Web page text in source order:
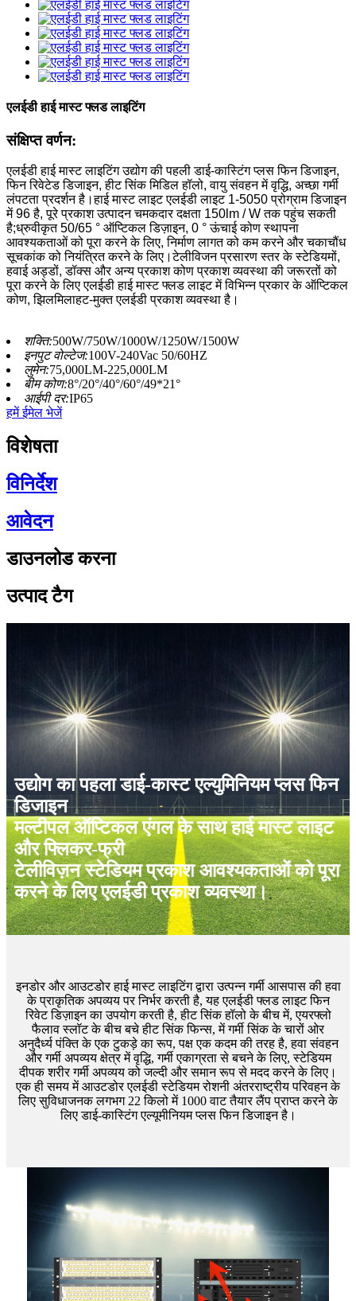
एलईडी हाई मास्ट फ्लड लाइटिंग
संक्षिप्त वर्णन:
एलईडी हाई मास्ट लाइटिंग उद्योग की पहली डाई-कास्टिंग प्लस फिन डिजाइन,
फिन रिवेटेड डिजाइन, हीट सिंक मिडिल हॉलो, वायु संवहन में वृद्धि, अच्छा गर्मी
लंपटता प्रदर्शन है।हाई मास्ट लाइट एलईडी लाइट 1-5050 प्रोग्राम डिजाइन
में 96 है, पूरे प्रकाश उत्पादन चमकदार दक्षता 150lm / W तक पहुंच सकती
है;ध्रुवीकृत 50/65 ° ऑप्टिकल डिज़ाइन, 0 ° ऊंचाई कोण स्थापना
आवश्यकताओं को पूरा करने के लिए, निर्माण लागत को कम करने और चकाचौंध
सूचकांक को नियंत्रित करने के लिए।टेलीविजन प्रसारण स्तर के स्टेडियमों,
हवाई अड्डों, डॉक्स और अन्य प्रकाश कोण प्रकाश व्यवस्था की जरूरतों को
पूरा करने के लिए एलईडी हाई मास्ट फ्लड लाइट में विभिन्न प्रकार के ऑप्टिकल
कोण, झिलमिलाहट-मुक्त एलईडी प्रकाश व्यवस्था है।
शक्ति:500W/750W/1000W/1250W/1500W
इनपुट वोल्टेज:100V-240Vac 50/60HZ
लुमेन:75,000LM-225,000LM
बीम कोण:8°/20°/40°/60°/49*21°
आईपी ​​दर:IP65
हमें ईमेल भेजें
विशेषता
विनिर्देश
आवेदन
डाउनलोड करना
उत्पाद टैग
उद्योग का पहला डाई-कास्ट एल्युमिनियम प्लस फिन
डिजाइन
मल्टीपल ऑप्टिकल एंगल के साथ हाई मास्ट लाइट
और फ्लिकर-फ्री
टेलीविज़न स्टेडियम प्रकाश आवश्यकताओं को पूरा
करने के लिए एलईडी प्रकाश व्यवस्था।
इनडोर और आउटडोर हाई मास्ट लाइटिंग द्वारा उत्पन्न गर्मी आसपास की हवा
के प्राकृतिक अपव्यय पर निर्भर करती है, यह एलईडी फ्लड लाइट फिन
रिवेट डिज़ाइन का उपयोग करती है, हीट सिंक हॉलो के बीच में, एयरफ्लो
फैलाव स्लॉट के बीच बचे हीट सिंक फिन्स, में गर्मी सिंक के चारों ओर
अनुदैर्ध्य पंक्ति के एक टुकड़े का रूप, पक्ष एक कदम की तरह है, हवा संवहन
और गर्मी अपव्यय क्षेत्र में वृद्धि, गर्मी एकाग्रता से बचने के लिए, स्टेडियम
दीपक शरीर गर्मी अपव्यय को जल्दी और समान रूप से मदद करने के लिए।
एक ही समय में आउटडोर एलईडी स्टेडियम रोशनी अंतरराष्ट्रीय परिवहन के
लिए सुविधाजनक लगभग 22 किलो में 1000 वाट तैयार लैंप प्राप्त करने के
लिए डाई-कास्टिंग एल्यूमीनियम प्लस फिन डिजाइन है।